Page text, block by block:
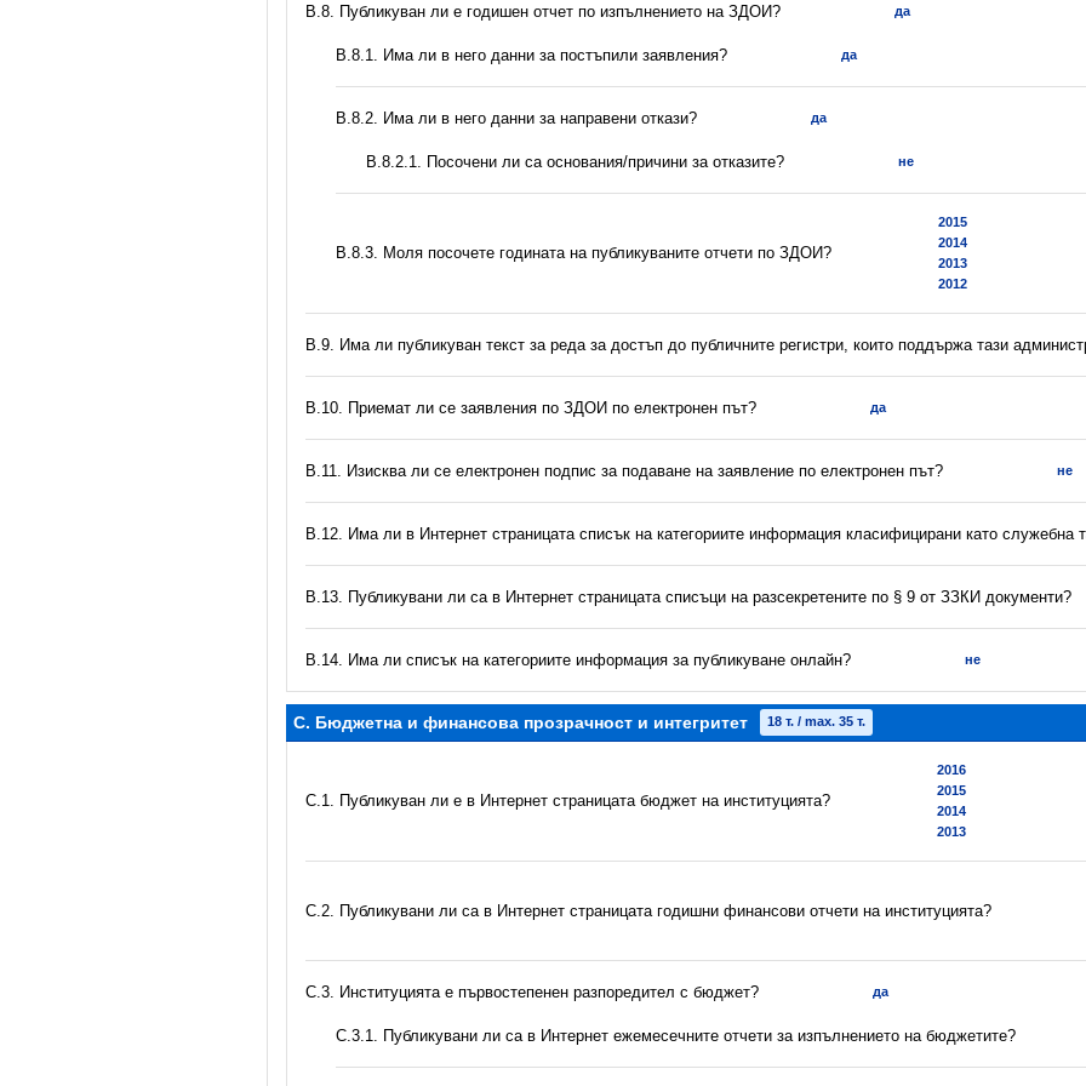
В.8. Публикуван ли е годишен отчет по изпълнението на ЗДОИ? да
В.8.1. Има ли в него данни за постъпили заявления? да
В.8.2. Има ли в него данни за направени откази? да
В.8.2.1. Посочени ли са основания/причини за отказите? не
В.8.3. Моля посочете годината на публикуваните отчети по ЗДОИ?
2015
2014
2013
2012
В.9. Има ли публикуван текст за реда за достъп до публичните регистри, които поддържа тази
В.10. Приемат ли се заявления по ЗДОИ по електронен път? да
В.11. Изисква ли се електронен подпис за подаване на заявление по електронен път? не
В.12. Има ли в Интернет страницата списък на категориите информация класифицирани като служебна
В.13. Публикувани ли са в Интернет страницата списъци на разсекретените по § 9 от ЗЗКИ документи?
В.14. Има ли списък на категориите информация за публикуване онлайн? не
C. Бюджетна и финансова прозрачност и интегритет 18 т. / max. 35 т.
C.1. Публикуван ли е в Интернет страницата бюджет на институцията?
2016
2015
2014
2013
C.2. Публикувани ли са в Интернет страницата годишни финансови отчети на институцията?
C.3. Институцията е първостепенен разпоредител с бюджет? да
С.3.1. Публикувани ли са в Интернет ежемесечните отчети за изпълнението на бюджетите?